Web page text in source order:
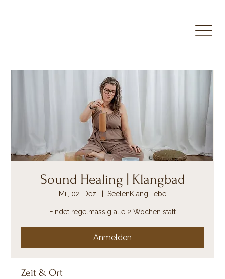
Sound Healing | Klangbad
Mi., 02. Dez. SeelenKlangLiebe
Findet regelmässig alle 2 Wochen statt
Anmelden
Zeit & Ort